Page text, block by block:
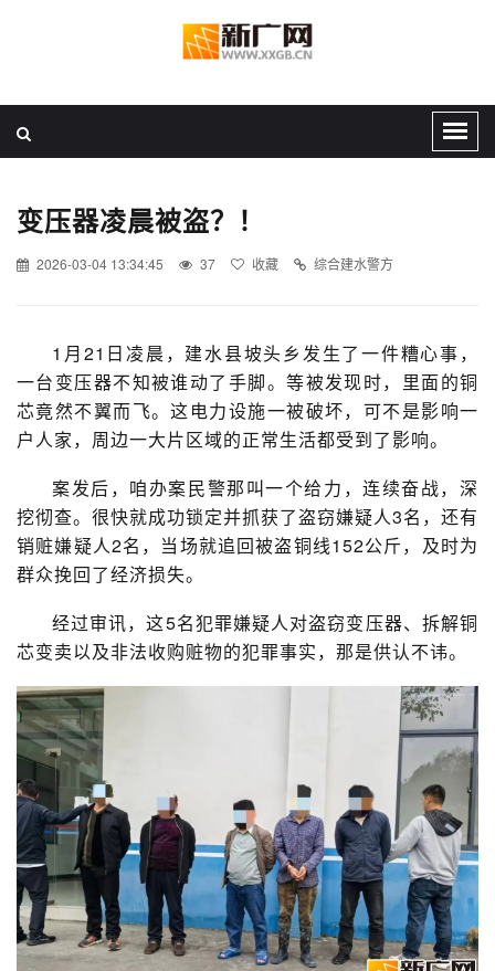
变压器凌晨被盗？！
2026-03-04 13:34:45 37 收藏 综合建水警方
1月21日凌晨，建水县坡头乡发生了一件糟心事，
一台变压器不知被谁动了手脚。等被发现时，里面的铜
芯竟然不翼而飞。这电力设施一被破坏，可不是影响一
户人家，周边一大片区域的正常生活都受到了影响。
案发后，咱办案民警那叫一个给力，连续奋战，深
挖彻查。很快就成功锁定并抓获了盗窃嫌疑人3名，还有
销赃嫌疑人2名，当场就追回被盗铜线152公斤，及时为
群众挽回了经济损失。
经过审讯，这5名犯罪嫌疑人对盗窃变压器、拆解铜
芯变卖以及非法收购赃物的犯罪事实，那是供认不讳。